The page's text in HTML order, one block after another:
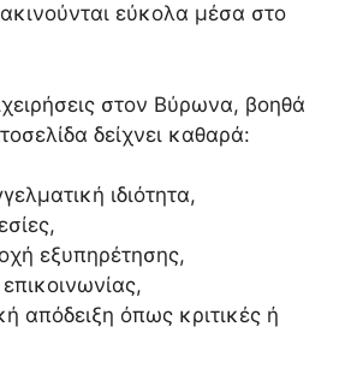
εύκολα μέσα στο
στον Βύρωνα, βοηθά
δείχνει καθαρά:
ιδιότητα,
εξυπηρέτησης,
απόδειξη όπως κριτικές ή